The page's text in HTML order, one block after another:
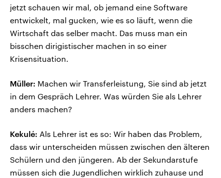
jetzt schauen wir mal, ob jemand eine Software
entwickelt, mal gucken, wie es so läuft, wenn die
Wirtschaft das selber macht. Das muss man ein
bisschen dirigistischer machen in so einer
Krisensituation.
Müller: Machen wir Transferleistung, Sie sind ab jetzt
in dem Gespräch Lehrer. Was würden Sie als Lehrer
anders machen?
Kekulé: Als Lehrer ist es so: Wir haben das Problem,
dass wir unterscheiden müssen zwischen den älteren
Schülern und den jüngeren. Ab der Sekundarstufe
müssen sich die Jugendlichen wirklich zuhause und